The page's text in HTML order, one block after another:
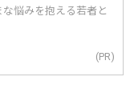
悩みを抱える若者と
(PR)